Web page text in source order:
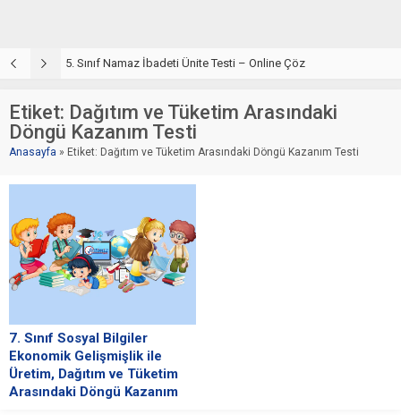
5. Sınıf Namaz İbadeti Ünite Testi – Online Çöz
Etiket: Dağıtım ve Tüketim Arasındaki
Döngü Kazanım Testi
Anasayfa » Etiket: Dağıtım ve Tüketim Arasındaki Döngü Kazanım Testi
7. Sınıf Sosyal Bilgiler
Ekonomik Gelişmişlik ile
Üretim, Dağıtım ve Tüketim
Arasındaki Döngü Kazanım